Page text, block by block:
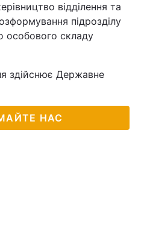
відділення та
підрозділу
особового складу
здійснює Державне
НАС